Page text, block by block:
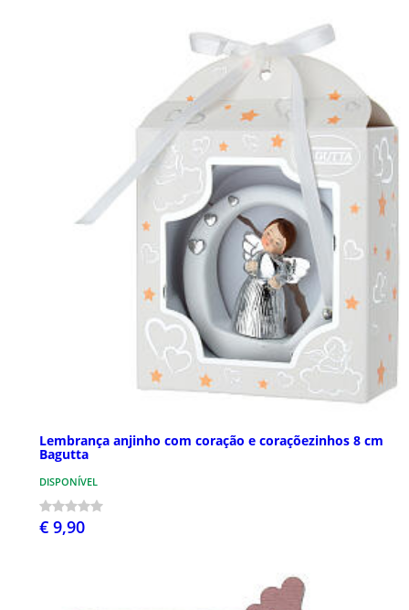
Lembrança anjinho com coração e coraçõezinhos 8 cm
Bagutta
DISPONÍVEL
€ 9,90